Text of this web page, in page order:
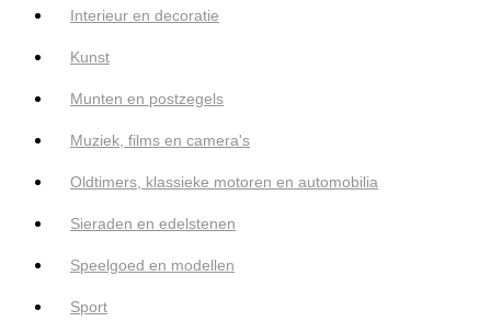
Interieur en decoratie
Kunst
Munten en postzegels
Muziek, films en camera's
Oldtimers, klassieke motoren en automobilia
Sieraden en edelstenen
Speelgoed en modellen
Sport